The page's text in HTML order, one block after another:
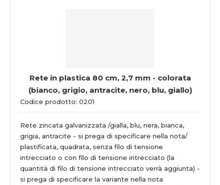
Rete in plastica 80 cm, 2,7 mm - colorata
(bianco, grigio, antracite, nero, blu, giallo)
Codice prodotto: 0201
Rete zincata galvanizzata /gialla, blu, nera, bianca,
grigia, antracite - si prega di specificare nella nota/
plastificata, quadrata, senza filo di tensione
intrecciato o con filo di tensione intrecciato (la
quantità di filo di tensione intrecciato verrà aggiunta) -
si prega di specificare la variante nella nota